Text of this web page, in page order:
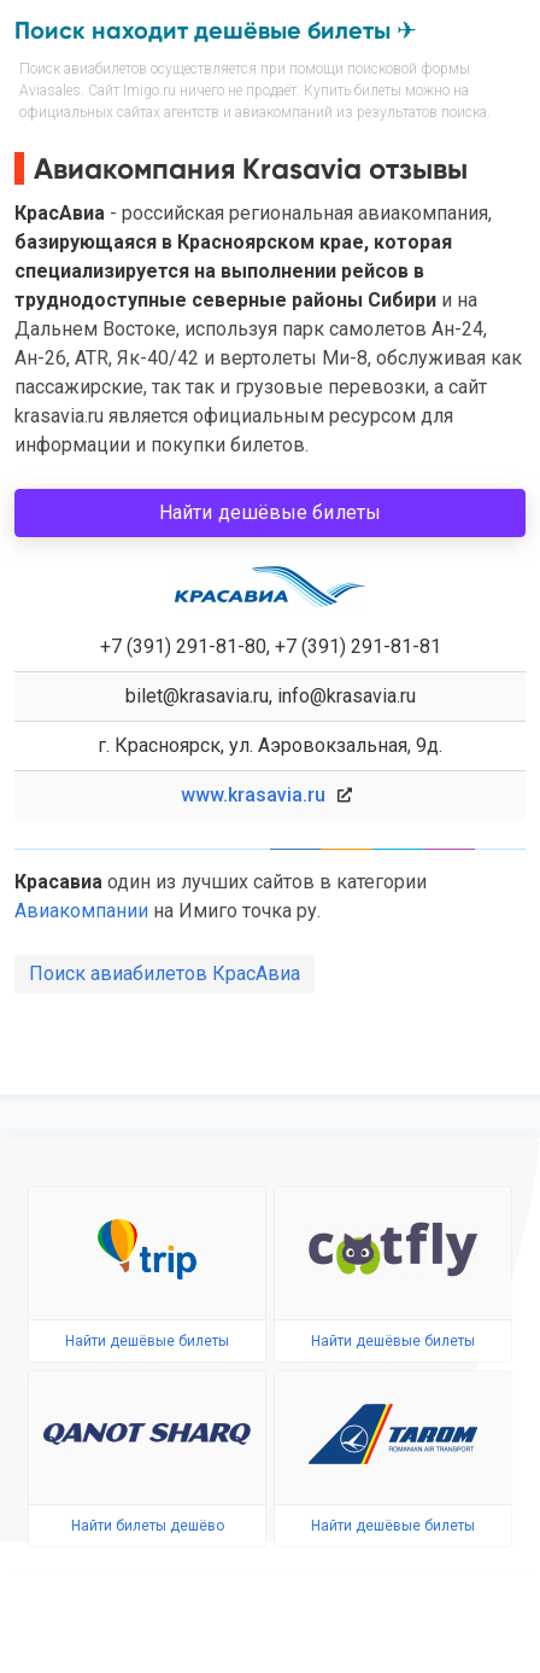
Поиск находит дешёвые билеты ✈
Поиск авиабилетов осуществляется при помощи поисковой формы
Aviasales. Сайт Imigo.ru ничего не продаёт. Купить билеты можно на
официальных сайтах агентств и авиакомпаний из результатов поиска.
Авиакомпания Krasavia отзывы
КрасАвиа - российская региональная авиакомпания,
базирующаяся в Красноярском крае, которая
специализируется на выполнении рейсов в
труднодоступные северные районы Сибири и на
Дальнем Востоке, используя парк самолетов Ан-24,
Ан-26, ATR, Як-40/42 и вертолеты Ми-8, обслуживая как
пассажирские, так так и грузовые перевозки, а сайт
krasavia.ru является официальным ресурсом для
информации и покупки билетов.
Найти дешёвые билеты
+7 (391) 291-81-80, +7 (391) 291-81-81
bilet@krasavia.ru, info@krasavia.ru
г. Красноярск, ул. Аэровокзальная, 9д.
www.krasavia.ru
Красавиа один из лучших сайтов в категории
Авиакомпании на Имиго точка ру.
Поиск авиабилетов КрасАвиа
Найти дешёвые билеты Найти дешёвые билеты
Найти билеты дешёво Найти дешёвые билеты